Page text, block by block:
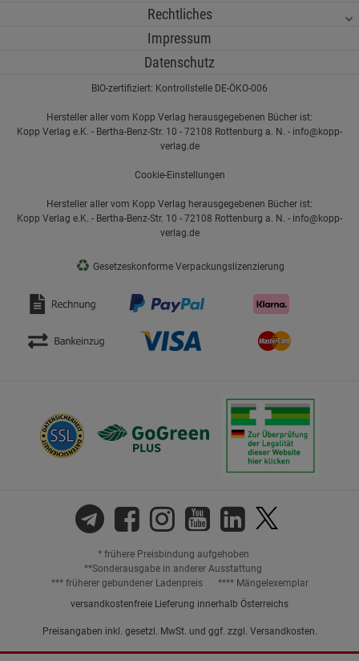
Rechtliches
Impressum
Datenschutz
BIO-zertifiziert: Kontrollstelle DE-ÖKO-006
Hersteller aller vom Kopp Verlag herausgegebenen Bücher ist:
Kopp Verlag e.K. - Bertha-Benz-Str. 10 - 72108 Rottenburg a. N. - info@kopp-
verlag.de
Cookie-Einstellungen
Hersteller aller vom Kopp Verlag herausgegebenen Bücher ist:
Kopp Verlag e.K. - Bertha-Benz-Str. 10 - 72108 Rottenburg a. N. - info@kopp-
verlag.de
♻ Gesetzeskonforme Verpackungslizenzierung
* frühere Preisbindung aufgehoben
**Sonderausgabe in anderer Ausstattung
*** früherer gebundener Ladenpreis
**** Mängelexemplar
versandkostenfreie Lieferung innerhalb Österreichs
Preisangaben inkl. gesetzl. MwSt. und ggf. zzgl. Versandkosten.